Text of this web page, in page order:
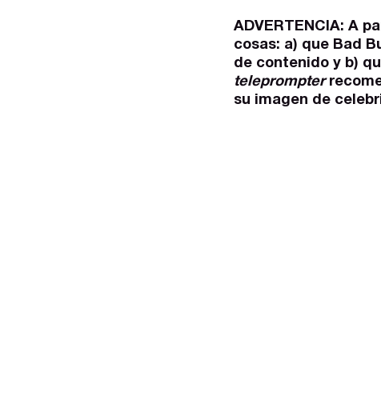
ADVERTENCIA: A
cosas: a) que Bad
de contenido y b)
teleprompter
su imagen de